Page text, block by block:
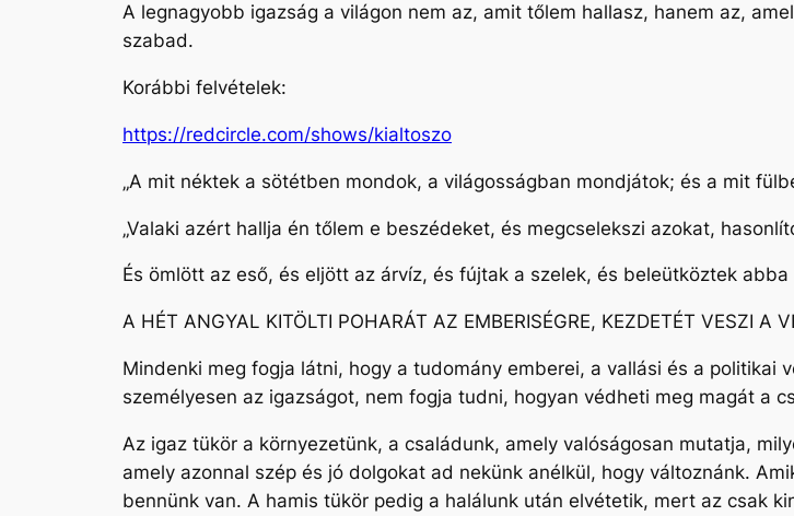
SHARE
A legnagyobb igazság a világon nem az, amit tőlem hallasz, hanem az,
szabad.
Korábbi felvételek:
https://redcircle.com/shows/kialtoszo
„A mit néktek a sötétben mondok, a világosságban mondjátok; és a mit
„Valaki azért hallja én tőlem e beszédeket, és megcselekszi azokat,
És ömlött az eső, és eljött az árvíz, és fújtak a szelek, és beleütköztek
A HÉT ANGYAL KITÖLTI POHARÁT AZ EMBERISÉGRE, KEZDETÉT VESZI A
Mindenki meg fogja látni, hogy a tudomány emberei, a vallási és a
személyesen az igazságot, nem fogja tudni, hogyan védheti meg magát a
Az igaz tükör a környezetünk, a családunk, amely valóságosan mutatja,
amely azonnal szép és jó dolgokat ad nekünk anélkül, hogy változnánk.
bennünk van. A hamis tükör pedig a halálunk után elvétetik, mert az csak